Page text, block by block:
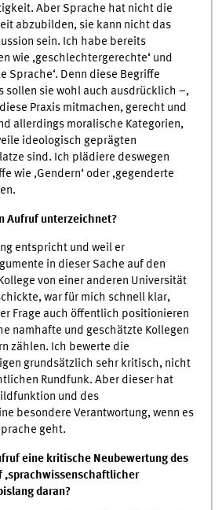
Aber Sprache hat nicht die
abzubilden, sie kann nicht das
sein. Ich habe bereits
wie ,geschlechtergerechte‘ und
Sprache‘. Denn diese Begriffe
sollen sie wohl auch ausdrücklich –,
Praxis mitmachen, gerecht und
allerdings moralische Kategorien,
ideologisch geprägten
sind. Ich plädiere deswegen
wie ,Gendern‘ oder ,gegenderte
Aufruf unterzeichnet?
entspricht und weil er
in dieser Sache auf den
von einer anderen Universität
war für mich schnell klar,
Frage auch öffentlich positionieren
namhafte und geschätzte Kollegen
zählen. Ich bewerte die
grundsätzlich sehr kritisch, nicht
Rundfunk. Aber dieser hat
und des
besondere Verantwortung, wenn es
geht.
eine kritische Neubewertung des
,sprachwissenschaftlicher
daran?